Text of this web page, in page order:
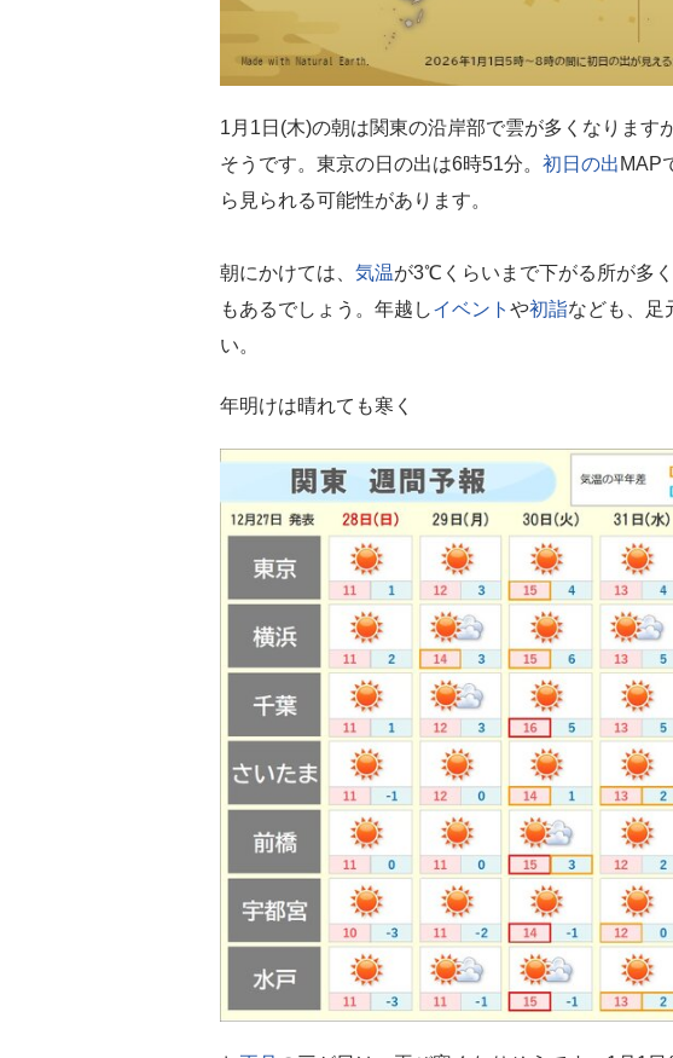
1月1日(木)の朝は関東の沿岸部で雲が多くなりますが
そうです。東京の日の出は6時51分。 初日の出 MAP
ら見られる可能性があります。
朝にかけては、 気温が3℃くらいまで下がる所が多
もあるでしょう。年越しイベント や初詣なども、足
い。
年明けは晴れても寒く